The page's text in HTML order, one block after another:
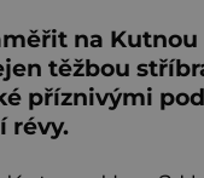
na Kutnou
těžbou
příznivými
révy.